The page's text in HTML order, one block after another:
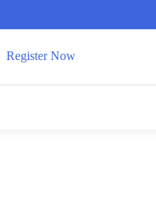
Register Now